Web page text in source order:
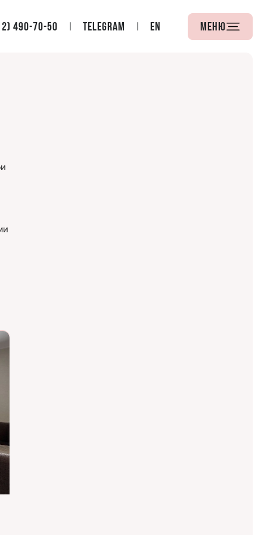
490-70-50 Telegram EN Меню